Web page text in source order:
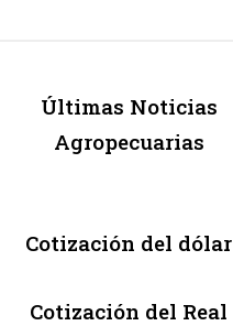
Últimas Noticias
Agropecuarias
Cotización del dólar
Cotización del Real